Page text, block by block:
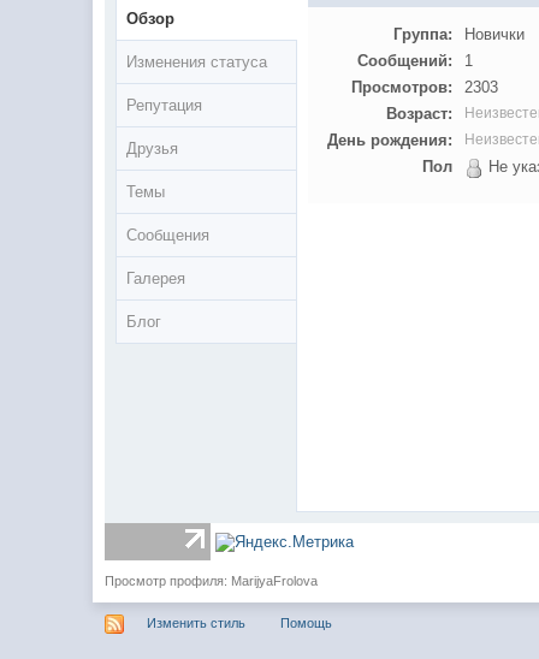
Обзор
Изменения статуса
Репутация
Друзья
Темы
Сообщения
Галерея
Блог
Группа:
Новички
Сообщений:
1
Просмотров:
2303
Возраст:
День рождения:
Пол Не
Просмотр профиля: MarijyaFrolova
Изменить стиль Помощь